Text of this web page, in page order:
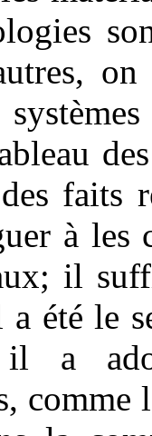
faits
à les
il
a été le
il a
comme